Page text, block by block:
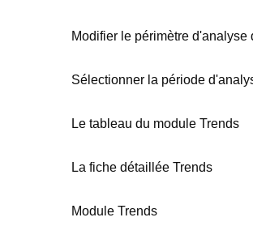
Modifier le périmètre d'analyse
Sélectionner la période
Le tableau du module Trends
La fiche détaillée Trends
Module Trends